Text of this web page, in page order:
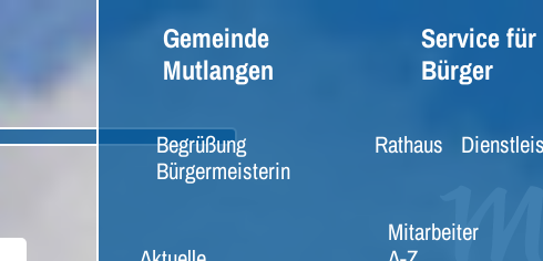
Gemeinde
Mutlangen
Begrüßung
Bürgermeisterin
Service für
Bürger
Rathaus
Mitarbeiter